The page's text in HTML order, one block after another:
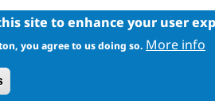
site to enhance your user
you agree to us doing so. More info